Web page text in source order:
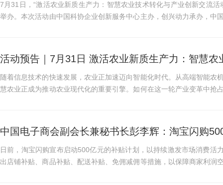
7月31日，“激活农业新质生产力：智慧农业技术转化与产业创新交流
举办。本次活动由中国科协企业创新服务中心主办，创兴动力承办，中
活动预告｜7月31日 激活农业新质生产力：智慧
随着信息技术的快速发展，农业正加速迈向智能化时代。从高端智能农
慧农业正成为推动农业现代化的重要引擎。如何在这一轮产业变革中抢
中国电子商会副会长兼秘书长彭李辉：淘宝闪购
日前，淘宝闪购宣布启动500亿元的补贴计划，以持续激发市场消费活
出店铺补贴、商品补贴、配送补贴、免佣减佣等措施，以保障商家利润